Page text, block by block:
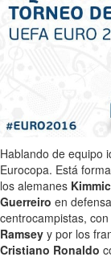
Hablando de equipo
Eurocopa. Está
los alemanes
Guerreiro en
centrocampistas,
Ramsey y por los
Cristiano Ronaldo